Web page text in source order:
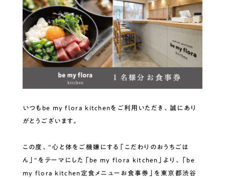
いつもbe my flora kitchenをご利用いただき、誠にあり
がとうございます。
この度、“心と体をご機嫌にする「こだわりのおうちごは
ん」“をテーマにした「be my flora kitchen」より、「be
my flora kitchen定食メニューお食事券」を東京都渋谷